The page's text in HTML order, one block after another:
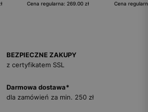
Cena regularna: 269.00 zł
Cena
BEZPIECZNE ZAKUPY
z certyfikatem SSL
Darmowa dostawa*
dla zamówień za min. 250 zł